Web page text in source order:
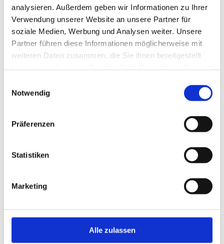
analysieren. Außerdem geben wir Informationen zu Ihrer
Verwendung unserer Website an unsere Partner für
soziale Medien, Werbung und Analysen weiter. Unsere
Partner führen diese Informationen möglicherweise mit
weiteren Daten zusammen, die Sie ihnen bereitgestellt
Notwendig
Präferenzen
Statistiken
Marketing
Alle zulassen